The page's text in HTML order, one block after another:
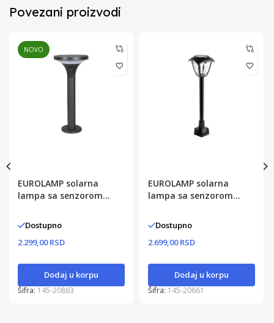
Povezani proizvodi
NOVO
EUROLAMP solarna
lampa sa senzorom
3CCT, crna
Dostupno
2.299,00 RSD
Dodaj u korpu
Šifra: 145-20863
EUROLAMP solarna
lampa sa senzorom
Dostupno
2.699,00 RSD
Dodaj u korpu
Šifra: 145-20861